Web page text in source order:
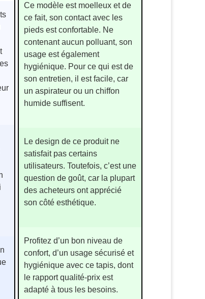
Ce modèle est moelleux et de
ce fait, son contact avec les
pieds est confortable. Ne
contenant aucun polluant, son
usage est également
hygiénique. Pour ce qui est de
son entretien, il est facile, car
un aspirateur ou un chiffon
humide suffisent.
Le design de ce produit ne
satisfait pas certains
utilisateurs. Toutefois, c’est une
question de goût, car la plupart
des acheteurs ont apprécié
son côté esthétique.
Profitez d’un bon niveau de
confort, d’un usage sécurisé et
hygiénique avec ce tapis, dont
le rapport qualité-prix est
adapté à tous les besoins.